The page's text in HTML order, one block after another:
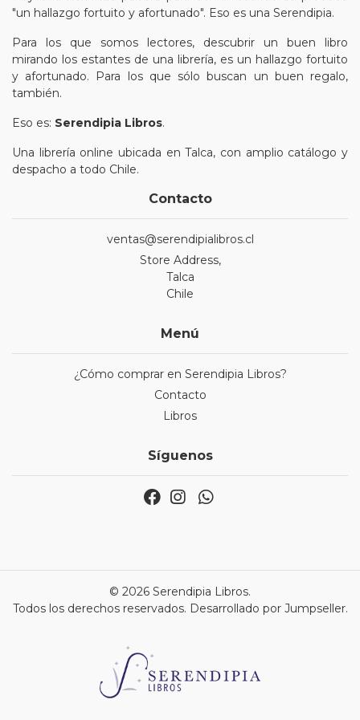
"un hallazgo fortuito y afortunado". Eso es una Serendipia.
Para los que somos lectores, descubrir un buen libro
mirando los estantes de una librería, es un hallazgo fortuito
y afortunado. Para los que sólo buscan un buen regalo,
también.
Eso es: Serendipia Libros.
Una librería online ubicada en Talca, con amplio catálogo y
despacho a todo Chile.
Contacto
ventas@serendipialibros.cl
Store Address,
Talca
Chile
Menú
¿Cómo comprar en Serendipia Libros?
Contacto
Libros
Síguenos
© 2026 Serendipia Libros.
Todos los derechos reservados. Desarrollado por Jumpseller.